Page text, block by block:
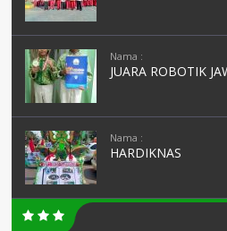
Nama :
JUARA ROBOTIK
Nama :
HARDIKNAS